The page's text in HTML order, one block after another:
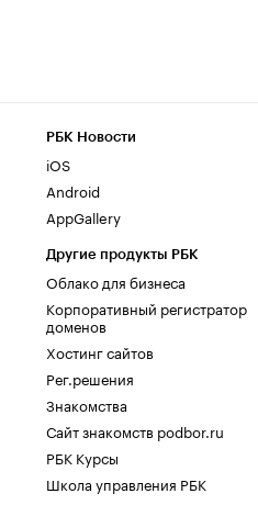
РБК Новости
iOS
Android
AppGallery
Другие продукты РБК
Облако для бизнеса
Корпоративный регистратор
доменов
Хостинг сайтов
Рег.решения
Знакомства
Сайт знакомств podbor.ru
РБК Курсы
Школа управления РБК